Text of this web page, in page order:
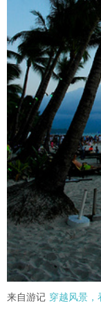
来自游记 穿越风景，